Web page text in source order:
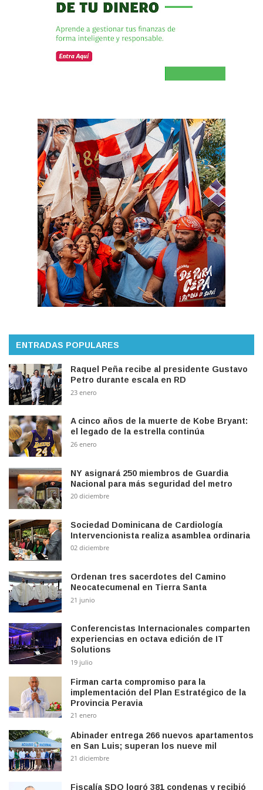
ENTRADAS POPULARES
Raquel Peña recibe al presidente Gustavo
Petro durante escala en RD
23 enero
A cinco años de la muerte de Kobe Bryant:
el legado de la estrella continúa
26 enero
NY asignará 250 miembros de Guardia
Nacional para más seguridad del metro
20 diciembre
Sociedad Dominicana de Cardiología
Intervencionista realiza asamblea ordinaria
02 diciembre
Ordenan tres sacerdotes del Camino
Neocatecumenal en Tierra Santa
21 junio
Conferencistas Internacionales comparten
experiencias en octava edición de IT
Solutions
19 julio
Firman carta compromiso para la
implementación del Plan Estratégico de la
Provincia Peravia
21 enero
Abinader entrega 266 nuevos apartamentos
en San Luis; superan los nueve mil
21 diciembre
Fiscalía SDO logró 381 condenas y recibió